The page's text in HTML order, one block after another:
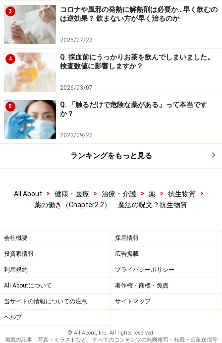
3
コロナや風邪の発熱に解熱剤は必要か…早く飲むの
は逆効果？ 飲まない方が早く治るのか
2025/07/22
4
Q. 採血前にうっかりお茶を飲んでしまいました。
検査数値に影響しますか？
2026/03/07
5
Q. 「触るだけで危険な薬がある」って本当です
か？
2023/09/22
ランキングをもっと見る
All About > 健康・医療 > 治療・介護 > 薬 > 抗生物質
>
薬の働き（Chapter2.2） 魔法の呪文？抗生物質
会社概要 採用情報
投資家情報 広告掲載
利用規約 プライバシーポリシー
All Aboutについて 著作権・商標・免責
当サイトの情報についての注意 サイトマップ
ヘルプ
© All About, Inc. All rights reserved.
掲載の記事・写真・イラストなど、すべてのコンテンツの無断複写・転載・公衆送信等